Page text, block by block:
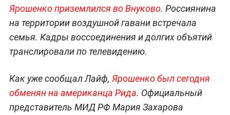
Ярошенко приземлился во Внуково. Россиянина
на территории воздушной гавани встречала
семья. Кадры воссоединения и долгих объятий
транслировали по телевидению.
Как уже сообщал Лайф, Ярошенко был сегодня
обменян на американца Рида. Официальный
представитель МИД РФ Мария Захарова